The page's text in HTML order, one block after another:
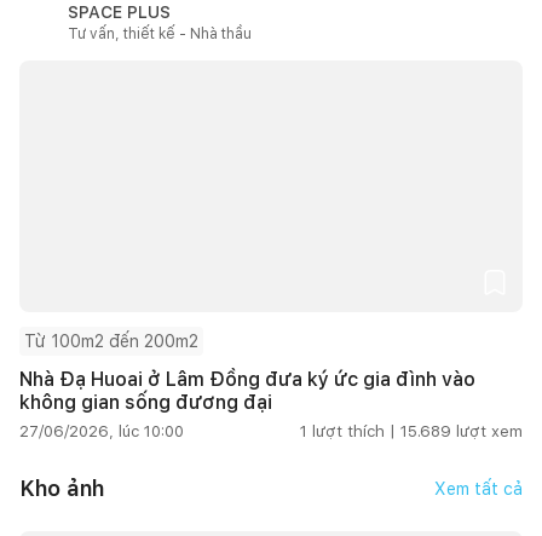
SPACE PLUS
Tư vấn, thiết kế - Nhà thầu
Từ 100m2 đến 200m2
Nhà Đạ Huoai ở Lâm Đồng đưa ký ức gia đình vào
không gian sống đương đại
27/06/2026, lúc 10:00 1 lượt thích | 15.689 lượt xem
Kho ảnh Xem tất cả